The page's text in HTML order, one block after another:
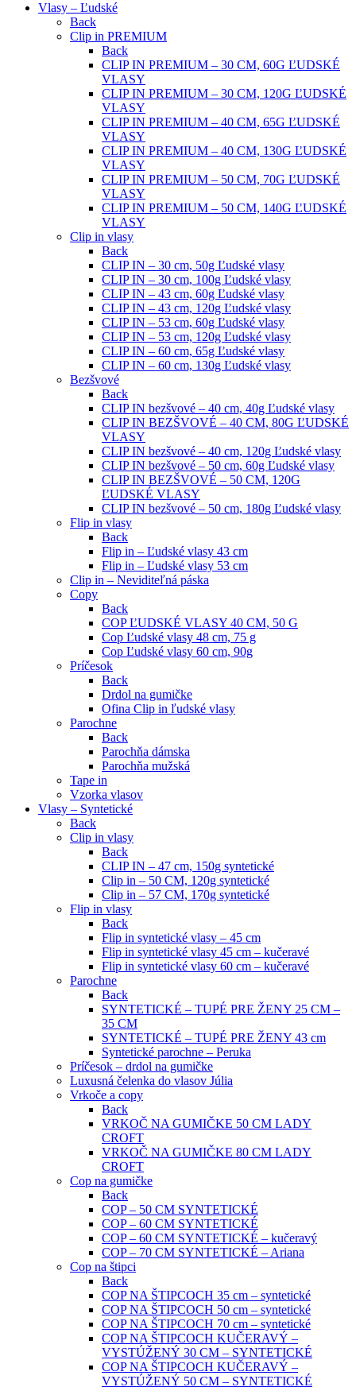
Vlasy – Ľudské
Back
Clip in PREMIUM
Back
CLIP IN PREMIUM – 30 CM, 60G ĽUDSKÉ
VLASY
CLIP IN PREMIUM – 30 CM, 120G ĽUDSKÉ
VLASY
CLIP IN PREMIUM – 40 CM, 65G ĽUDSKÉ
VLASY
CLIP IN PREMIUM – 40 CM, 130G ĽUDSKÉ
VLASY
CLIP IN PREMIUM – 50 CM, 70G ĽUDSKÉ
VLASY
CLIP IN PREMIUM – 50 CM, 140G ĽUDSKÉ
VLASY
Clip in vlasy
Back
CLIP IN – 30 cm, 50g Ľudské vlasy
CLIP IN – 30 cm, 100g Ľudské vlasy
CLIP IN – 43 cm, 60g Ľudské vlasy
CLIP IN – 43 cm, 120g Ľudské vlasy
CLIP IN – 53 cm, 60g Ľudské vlasy
CLIP IN – 53 cm, 120g Ľudské vlasy
CLIP IN – 60 cm, 65g Ľudské vlasy
CLIP IN – 60 cm, 130g Ľudské vlasy
Bezšvové
Back
CLIP IN bezšvové – 40 cm, 40g Ľudské vlasy
CLIP IN BEZŠVOVÉ – 40 CM, 80G ĽUDSKÉ
VLASY
CLIP IN bezšvové – 40 cm, 120g Ľudské vlasy
CLIP IN bezšvové – 50 cm, 60g Ľudské vlasy
CLIP IN BEZŠVOVÉ – 50 CM, 120G
ĽUDSKÉ VLASY
CLIP IN bezšvové – 50 cm, 180g Ľudské vlasy
Flip in vlasy
Back
Flip in – Ľudské vlasy 43 cm
Flip in – Ľudské vlasy 53 cm
Clip in – Neviditeľná páska
Copy
Back
COP ĽUDSKÉ VLASY 40 CM, 50 G
Cop Ľudské vlasy 48 cm, 75 g
Cop Ľudské vlasy 60 cm, 90g
Príčesok
Back
Drdol na gumičke
Ofina Clip in ľudské vlasy
Parochne
Back
Parochňa dámska
Parochňa mužská
Tape in
Vzorka vlasov
Vlasy – Syntetické
Back
Clip in vlasy
Back
CLIP IN – 47 cm, 150g syntetické
Clip in – 50 CM, 120g syntetické
Clip in – 57 CM, 170g syntetické
Flip in vlasy
Back
Flip in syntetické vlasy – 45 cm
Flip in syntetické vlasy 45 cm – kučeravé
Flip in syntetické vlasy 60 cm – kučeravé
Parochne
Back
SYNTETICKÉ – TUPÉ PRE ŽENY 25 CM –
35 CM
SYNTETICKÉ – TUPÉ PRE ŽENY 43 cm
Syntetické parochne – Peruka
Príčesok – drdol na gumičke
Luxusná čelenka do vlasov Júlia
Vrkoče a copy
Back
VRKOČ NA GUMIČKE 50 CM LADY
CROFT
VRKOČ NA GUMIČKE 80 CM LADY
CROFT
Cop na gumičke
Back
COP – 50 CM SYNTETICKÉ
COP – 60 CM SYNTETICKÉ
COP – 60 CM SYNTETICKÉ – kučeravý
COP – 70 CM SYNTETICKÉ – Ariana
Cop na štipci
Back
COP NA ŠTIPCOCH 35 cm – syntetické
COP NA ŠTIPCOCH 50 cm – syntetické
COP NA ŠTIPCOCH 70 cm – syntetické
COP NA ŠTIPCOCH KUČERAVÝ –
VYSTÚŽENÝ 30 CM – SYNTETICKÉ
COP NA ŠTIPCOCH KUČERAVÝ –
VYSTÚŽENÝ 50 CM – SYNTETICKÉ